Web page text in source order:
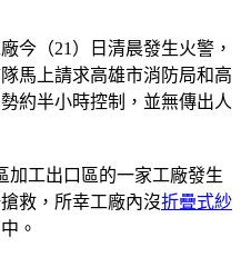
今（21）日清晨發生火警，
馬上請求高雄市消防局和高
約半小時控制，並無傳出人
加工出口區的一家工廠發生
救，所幸工廠內沒折疊式紗
。